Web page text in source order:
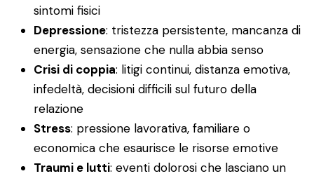
sintomi fisici
Depressione: tristezza persistente, mancanza di
energia, sensazione che nulla abbia senso
Crisi di coppia: litigi continui, distanza emotiva,
infedeltà, decisioni difficili sul futuro della
relazione
Stress: pressione lavorativa, familiare o
economica che esaurisce le risorse emotive
Traumi e lutti: eventi dolorosi che lasciano un